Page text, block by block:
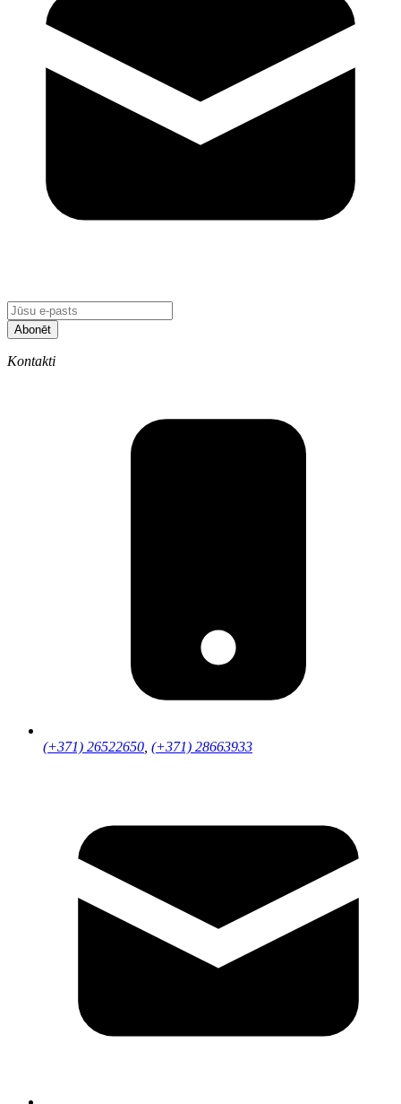
Abonēt
Kontakti
(+371) 26522650, (+371) 28663933